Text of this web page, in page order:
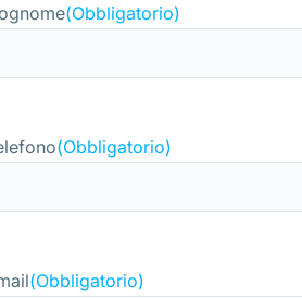
(Obbligatorio)
(Obbligatorio)
(Obbligatorio)